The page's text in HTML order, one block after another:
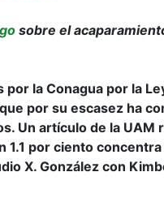
sobre el
la Conagua por la
por su escasez ha
Un artículo de la UAM
1.1 por ciento
X. González con